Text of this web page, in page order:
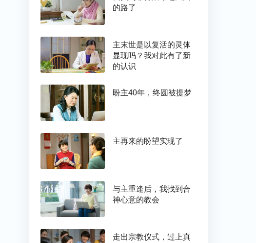
的路了
主末世是以复活的灵体
显现吗？我对此有了新
的认识
盼主40年，终圆被提梦
主再来的盼望实现了
与主重逢后，我找到合
神心意的教会
走出宗教仪式，过上真